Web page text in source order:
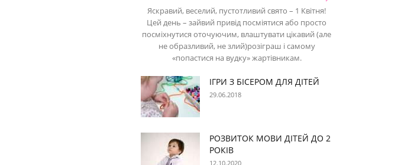
Яскравий, веселий, пустотливий свято – 1 Квітня!
Цей день – зайвий привід посміятися або просто
посміхнутися оточуючим, влаштувати цікавий (але
не образливий, не злий)розіграш і самому
«попастися на вудку» жартівникам.
ІГРИ З БІСЕРОМ ДЛЯ ДІТЕЙ
29.06.2018
РОЗВИТОК МОВИ ДІТЕЙ ДО 2
РОКІВ
12.10.2020